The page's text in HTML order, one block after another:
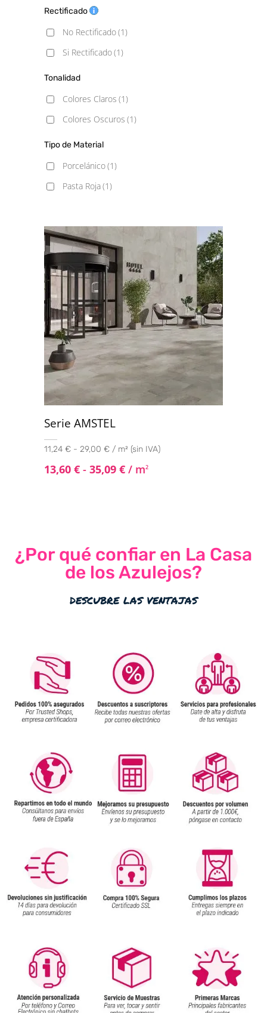
75x75 (1)
100x100(1)
Rectificado
No Rectificado(1)
Si Rectificado(1)
Tonalidad
Colores Claros (1)
Colores Oscuros (1)
Tipo de Material
Porcelánico(1)
Pasta Roja(1)
Serie AMSTEL
11,24 € - 29,00 € / m² (sin IVA)
13,60 € - 35,09 € / m2
¿Por qué confiar en La Casa
de los Azulejos?
descubre las ventajas